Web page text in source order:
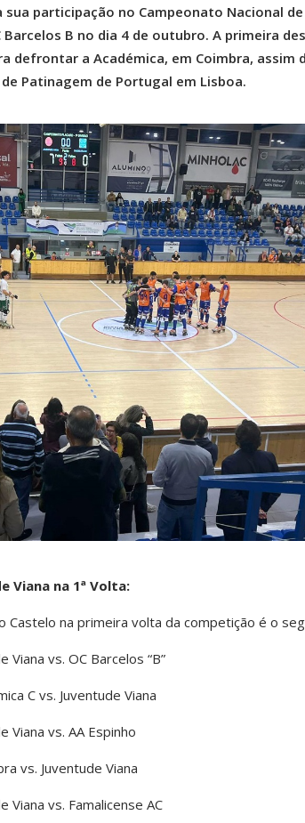
sua participação no Campeonato Nacional
Barcelos B no dia 4 de outubro. A primeira
defrontar a Académica, em Coimbra, assim
Patinagem de Portugal em Lisboa.
Viana na 1ª Volta:
Castelo na primeira volta da competição é o
Viana vs. OC Barcelos “B”
C vs. Juventude Viana
Viana vs. AA Espinho
vs. Juventude Viana
Viana vs. Famalicense AC